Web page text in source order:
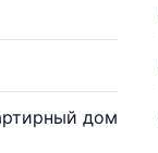
дом